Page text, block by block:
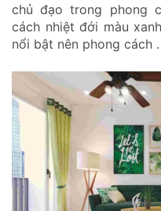
chủ đạo trong phong
cách nhiệt đới màu
nổi bật nên phong cách .